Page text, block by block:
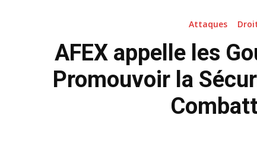
Attaques
AFEX appelle les
Promouvoir la